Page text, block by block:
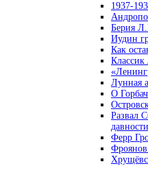
1937-
Берия
Иудин
Как
Лунная
О
Развал
давности
Ферр